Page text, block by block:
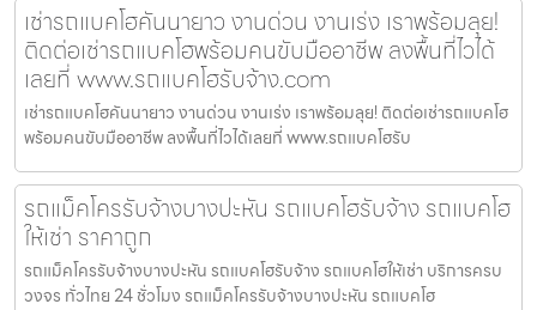
เช่ารถแบคโฮคันนายาว งานด่วน งานเร่ง เราพร้อมลุย!
ติดต่อเช่ารถแบคโฮพร้อมคนขับมืออาชีพ ลงพื้นที่ไวได้
เลยที่ www.รถแบคโฮรับจ้าง.com
เช่ารถแบคโฮคันนายาว งานด่วน งานเร่ง เราพร้อมลุย! ติดต่อเช่ารถแบคโฮ
พร้อมคนขับมืออาชีพ ลงพื้นที่ไวได้เลยที่ www.รถแบคโฮรับ
รถแม็คโครรับจ้างบางปะหัน รถแบคโฮรับจ้าง รถแบคโฮ
ให้เช่า ราคาถูก
รถแม็คโครรับจ้างบางปะหัน รถแบคโฮรับจ้าง รถแบคโฮให้เช่า บริการครบ
วงจร ทั่วไทย 24 ชั่วโมง รถแม็คโครรับจ้างบางปะหัน รถแบคโฮ